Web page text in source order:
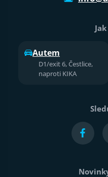
Autem
D1/exit 6, Čestlice,
naproti KIKA